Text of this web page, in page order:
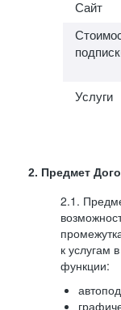
Сайт
Услуги
2. Предмет
2.1.
к услугам
функции: